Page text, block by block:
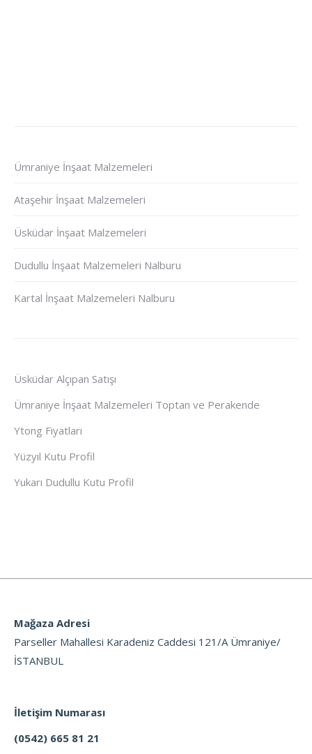
Ümraniye İnşaat Malzemeleri
Ataşehir İnşaat Malzemeleri
Üsküdar İnşaat Malzemeleri
Dudullu İnşaat Malzemeleri Nalburu
Kartal İnşaat Malzemeleri Nalburu
Üsküdar Alçıpan Satışı
Ümraniye İnşaat Malzemeleri Toptan ve Perakende
Ytong Fiyatları
Yüzyıl Kutu Profil
Yukarı Dudullu Kutu Profil
Mağaza Adresi
Parseller Mahallesi Karadeniz Caddesi 121/A Ümraniye/
İSTANBUL
İletişim Numarası
(0542) 665 81 21